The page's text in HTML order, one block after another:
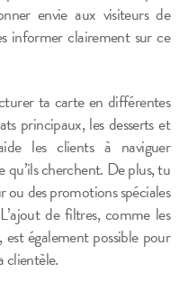
envie aux visiteurs de
informer clairement sur ce
ta carte en différentes
principaux, les desserts et
les clients à naviguer
cherchent. De plus, tu
des promotions spéciales
de filtres, comme les
également possible pour
clientèle.